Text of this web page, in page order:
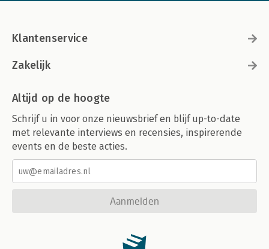
Klantenservice
Zakelijk
Altijd op de hoogte
Schrijf u in voor onze nieuwsbrief en blijf up-to-date
met relevante interviews en recensies, inspirerende
events en de beste acties.
Aanmelden